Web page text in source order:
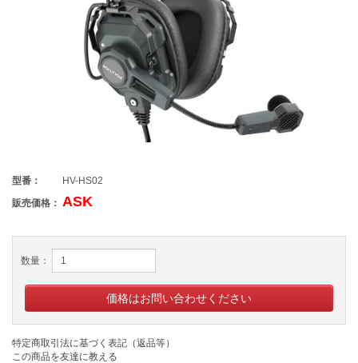
型番：
HV-HS02
販売価格： ASK
数量：
価格はお問い合わせください
特定商取引法に基づく表記（返品等）
この商品を友達に教える